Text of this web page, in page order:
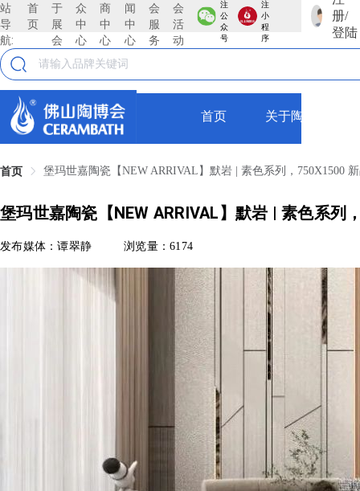
站
导
航:
首
页
于
展
会
众
中
心
商
中
心
闻
中
心
会
服
务
会
活
动
注
公
众
号
注
小
程
序
册/
登陆
首页 关于陶博会
首页 堡玛世嘉陶瓷【NEW ARRIVAL】默岩 | 素色系列，750X1500
堡玛世嘉陶瓷【NEW ARRIVAL】默岩 | 素色系
发布媒体：谭翠静 浏览量：6174